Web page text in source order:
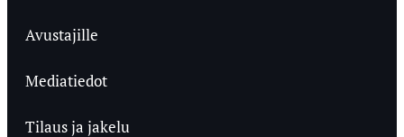
Avustajille
Mediatiedot
Tilaus ja jakelu